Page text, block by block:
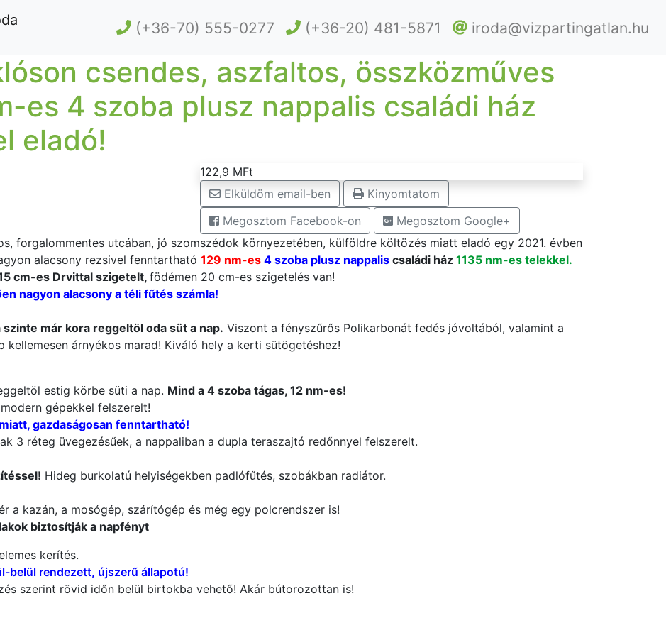
(+36-70) 555-0277 (+36-20) 481-5871 iroda@vizpartingatlan.hu
csendes, aszfaltos, összközműves
es 4 szoba plusz nappalis családi ház
eladó!
122,9 MFt
Elküldöm email-ben
Kinyomtatom
Megosztom Facebook-on
Megosztom Google+
forgalommentes utcában, jó szomszédok környezetében, külföldre költözés miatt eladó egy 2021. évben
alacsony rezsivel fenntartható 129 nm-es 4 szoba plusz nappalis családi ház 1135 nm-es telekkel.
cm-es Drvittal szigetelt, födémen 20 cm-es szigetelés van!
nagyon alacsony a téli fűtés számla!
már kora reggeltöl oda süt a nap. Viszont a fényszűrős Polikarbonát fedés jóvoltából, valamint a
árnyékos marad! Kiváló hely a kerti sütögetéshez!
estig körbe süti a nap. Mind a 4 szoba tágas, 12 nm-es!
gépekkel felszerelt!
gazdaságosan fenntartható!
3 réteg üvegezésűek, a nappaliban a dupla teraszajtó redőnnyel felszerelt.
Hideg burkolatú helyiségekben padlófűtés, szobákban radiátor.
a kazán, a mosógép, szárítógép és még egy polcrendszer is!
biztosítják a napfényt
kerítés.
belül rendezett, újszerű állapotú!
szerint rövid időn belül birtokba vehető! Akár bútorozottan is!